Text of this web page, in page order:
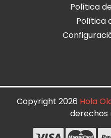
Política
Política
Copyright 2026 Hola
derechos